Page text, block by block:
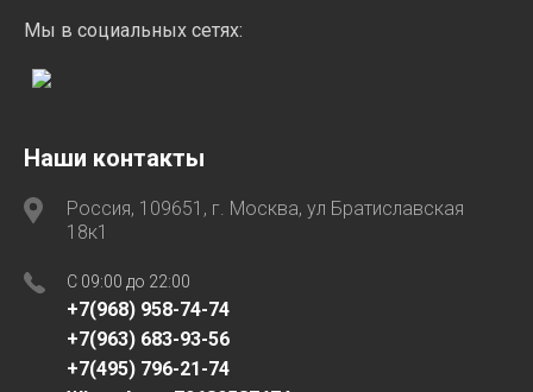
Мы в социальных сетях:
Наши контакты
Россия, 109651, г. Москва, ул Братиславская
18к1
C 09:00 до 22:00
+7(968) 958-74-74
+7(963) 683-93-56
+7(495) 796-21-74